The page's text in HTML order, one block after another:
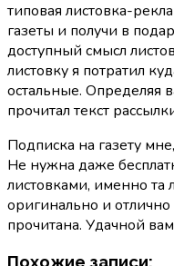
типовая листовка-
газеты и получи в
доступный смысл
листовку я потратил
остальные. Определяя
прочитал текст
Подписка на газету
Не нужна даже
листовками, именно та
оригинально и
прочитана. Удачной
Похожие записи: